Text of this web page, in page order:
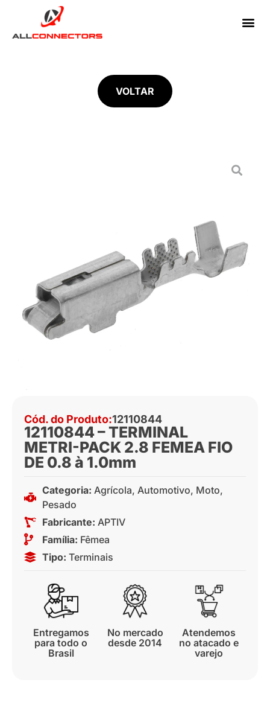
VOLTAR
Cód. do Produto:12110844
12110844 – TERMINAL
METRI-PACK 2.8 FEMEA FIO
DE 0.8 à 1.0mm
Categoria: Agrícola, Automotivo, Moto,
Pesado
Fabricante: APTIV
Família: Fêmea
Tipo: Terminais
Entregamos
para todo o
Brasil
No mercado
desde 2014
Atendemos
no atacado e
varejo